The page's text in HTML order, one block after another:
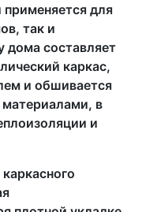
для
так и
дома составляет
каркас,
и обшивается
в
и